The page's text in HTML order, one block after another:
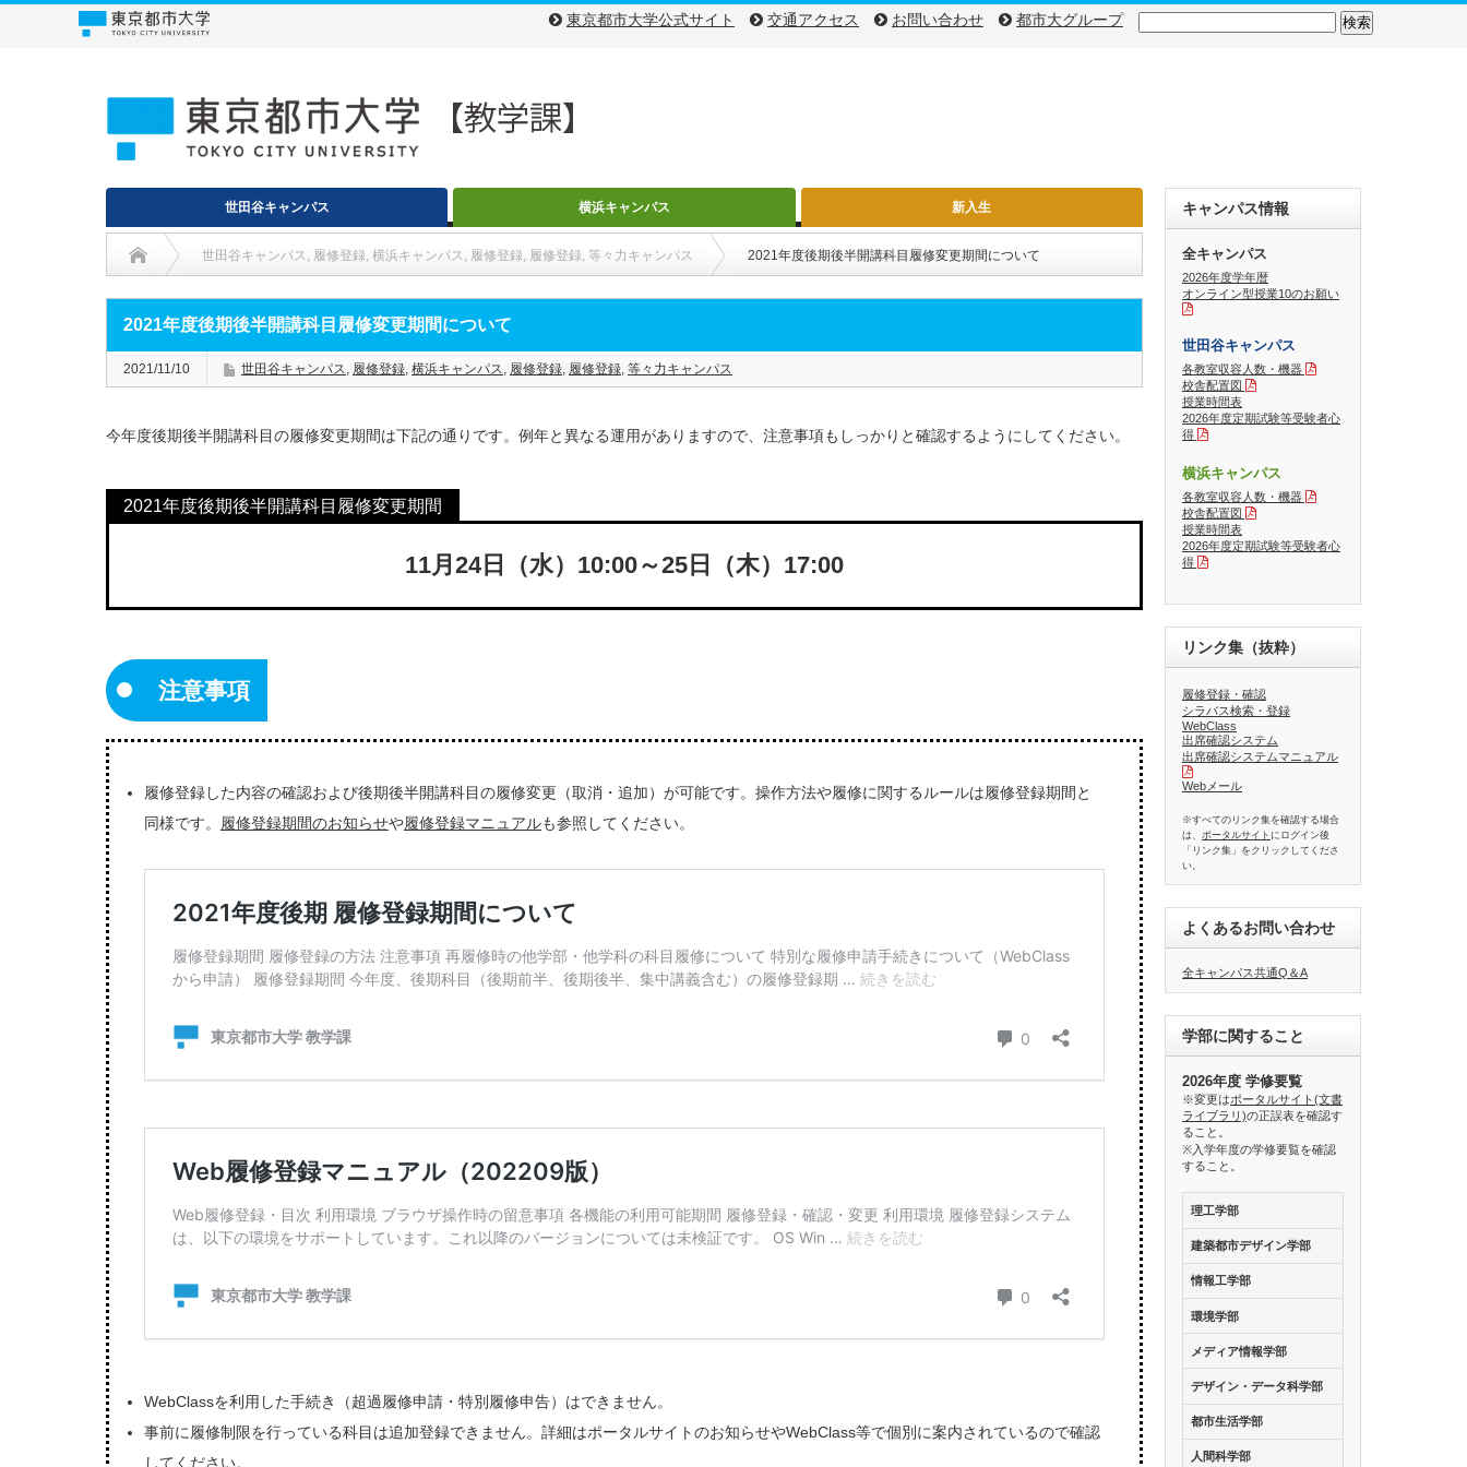
東京都市大学公式サイト 交通アクセス お問い合わせ 都市大グループ
検
索:
世田谷キャンパス 横浜キャンパス 新入生
世田谷キャンパス, 履修登録, 横浜キャンパス, 履修登録, 履修登録, 等々力キャンパス 2021年度後期後半開講科目履修変更期間について
2021年度後期後半開講科目履修変更期間について
2021/11/10 世田谷キャンパス, 履修登録, 横浜キャンパス, 履修登録, 履修登録, 等々力キャンパス
今年度後期後半開講科目の履修変更期間は下記の通りです。例年と異なる運用がありますので、注意事項もしっかりと確認するようにしてください。
11月24日（水）10:00～25日（木）17:00
注意事項
履修登録した内容の確認および後期後半開講科目の履修変更（取消・追加）が可能です。操作方法や履修に関するルールは履修登録期間と
同様です。
履修登録期間のお知らせや履修登録マニュアルも参照してください。
WebClassを利用した手続き（超過履修申請・特別履修申告）はできません。
事前に履修制限を行っている科目は追加登録できません。詳細はポータルサイトのお知らせやWebClass等で個別に案内されているので確認
してください。
キャンパス情報
全キャンパス
2026年度学年暦
オンライン型授業10のお願い
世田谷キャンパス
各教室収容人数・機器
校舎配置図
授業時間表
2026年度定期試験等受験者心
得
横浜キャンパス
各教室収容人数・機器
校舎配置図
授業時間表
2026年度定期試験等受験者心
得
リンク集（抜粋）
履修登録・確認
シラバス検索・登録
WebClass
出席確認システム
出席確認システムマニュアル
Webメール
※すべてのリンク集を確認する場合
は、 ポータルサイト にログイン後
「リンク集」をクリックしてくださ
い。
よくあるお問い合わせ
全キャンパス共通Q＆A
学部に関すること
2026年度 学修要覧
※変更はポータルサイト(文書
ライブラリ)の正誤表を確認す
ること。
※入学年度の学修要覧を確認
すること。
理工学部
建築都市デザイン学部
情報工学部
環境学部
メディア情報学部
デザイン・データ科学部
都市生活学部
人間科学部